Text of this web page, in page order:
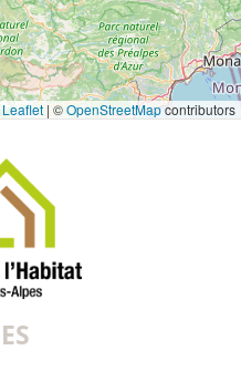
Leaflet | ©OpenStreetMapcontributors